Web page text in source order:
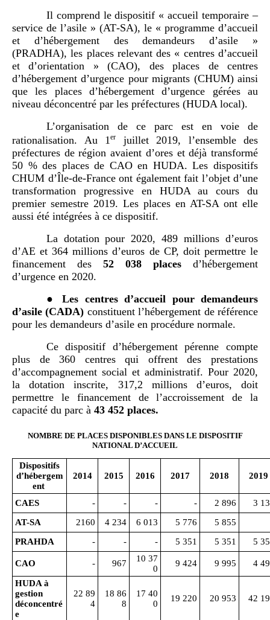
Il comprend le dispositif « accueil temporaire –
service de l’asile » (AT‑SA), le « programme d’accueil
et d’hébergement des demandeurs d’asile »
(PRADHA), les places relevant des « centres d’accueil
et d’orientation » (CAO), des places de centres
d’hébergement d’urgence pour migrants (CHUM) ainsi
que les places d’hébergement d’urgence gérées au
niveau déconcentré par les préfectures (HUDA local).
L’organisation de ce parc est en voie de
rationalisation. Au 1er
juillet 2019, l’ensemble des
préfectures de région avaient d’ores et déjà transformé
50 % des places de CAO en HUDA. Les dispositifs
CHUM d’Île-de-France ont également fait l’objet d’une
transformation progressive en HUDA au cours du
premier semestre 2019. Les places en AT-SA ont elle
aussi été intégrées à ce dispositif.
La dotation pour 2020, 489 millions d’euros
d’AE et 364 millions d’euros de CP, doit permettre le
financement des 52 038 places d’hébergement
d’urgence en 2020.
●Les centres d’accueil pour demandeurs
d’asile (CADA) constituent l’hébergement de référence
pour les demandeurs d’asile en procédure normale.
Ce dispositif d’hébergement pérenne compte
plus de 360 centres qui offrent des prestations
d’accompagnement social et administratif. Pour 2020,
la dotation inscrite, 317,2 millions d’euros, doit
permettre le financement de l’accroissement de la
capacité du parc à 43 452 places.
NOMBRE DE PLACES DISPONIBLES DANS LE DISPOSITIF
NATIONAL D’ACCUEIL
Dispositifs
d’hébergem
ent
2014 2015 2016 2017 2018 2019
CAES - - - - 2 896
3
AT-SA
2160 4 234 6 013 5 776
5 855
PRAHDA
- - - 5 351 5 351 5
CAO - 967
10 37
0
9 424 9 995 4
HUDA à
gestion
déconcentré
e
22 89
4
18 86
8
17 40
0
19 220 20 953 42